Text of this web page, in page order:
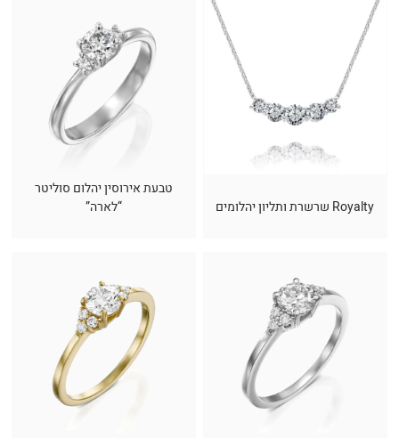
Royalty שרשרת ותליון יהלומים
טבעת אירוסין יהלום סוליטר
“לארה”